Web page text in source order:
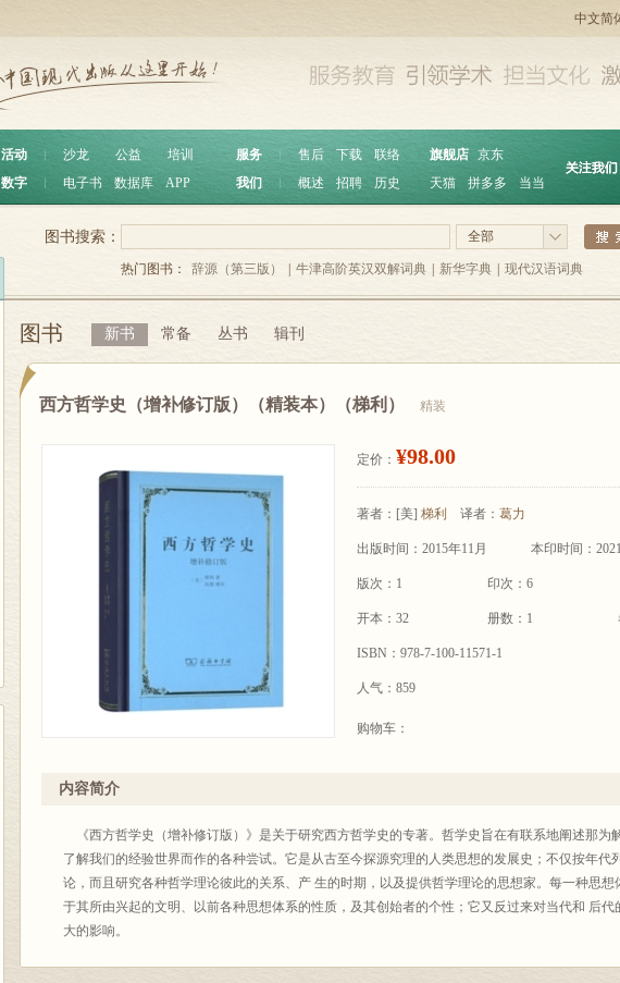
中文简
活动 沙龙 公益
培训
数字
电子书 数据库 APP
服务 ︱ 售后 下载
联络
我们
概述 招聘 历史
旗舰店 京东
天猫
拼多多 当当
全部
图书搜索：
热门图书： 辞源（第三版） 牛津高阶英汉双解词典 新华字典 现代汉语词典
图书 新书 常备 丛书 辑刊
西方哲学史（增补修订版）（精装本）（梯利） 精装
定价： ¥98.00
著者： [美] 梯利 译者： 葛力
出版时间：2015年11月 本印时间：
版次：1 印次：6
开本：32 册数：1
ISBN：978-7-100-11571-1
人气：859
购物车：
内容简介
《西方哲学史（增补修订版）》是关于研究西方哲学史的专著。哲学史旨在有联系地阐述那为
了解我们的经验世界而作的各种尝试。它是从古至今探源究理的人类思想的发展史；不仅按年代
论，而且研究各种哲学理论彼此的关系、产 生的时期，以及提供哲学理论的思想家。每一种思想
于其所由兴起的文明、以前各种思想体系的性质，及其创始者的个性；它又反过来对当代和 后代
大的影响。